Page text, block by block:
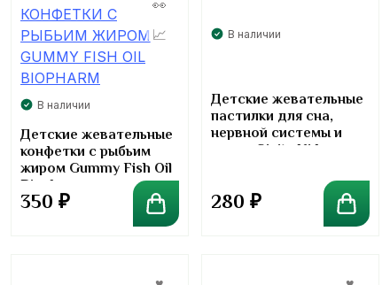
В наличии
Детские жевательные
конфетки с рыбьим
жиром Gummy Fish Oil
Biopharm
350 ₽
В наличии
Детские жевательные
пастилки для сна,
нервной системы и
мозга G’nite Kids
280 ₽